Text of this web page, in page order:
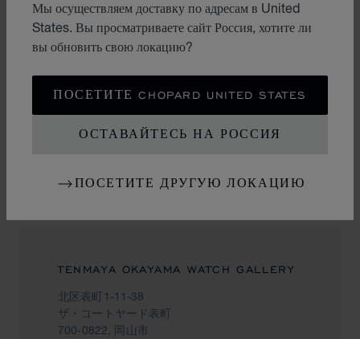
Мы осуществляем доставку по адресам в United
States. Вы просматриваете сайт Россия, хотите ли
вы обновить свою локацию?
ПОСЕТИТЕ CHOPARD UNITED STATES
ОСТАВАЙТЕСЬ НА РОССИЯ
ПОСЕТИТЕ ДРУГУЮ ЛОКАЦИЮ
KEIHAN MORIGUCHI
Japan
+81 (6) 6994 1313
TENMAYA OKAYAMA WATCH GALLERY
北区表町1-11-38
ザ・コートヤード表町
700-0822, 岡山市